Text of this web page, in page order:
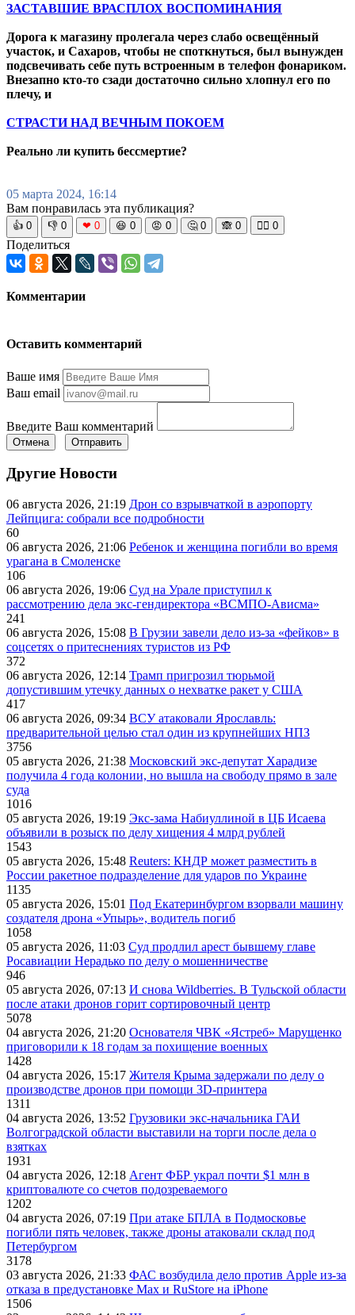
ЗАСТАВШИЕ ВРАСПЛОХ ВОСПОМИНАНИЯ
Дорога к магазину пролегала через слабо освещённый
участок, и Сахаров, чтобы не споткнуться, был вынужден
подсвечивать себе путь встроенным в телефон фонариком.
Внезапно кто-то сзади достаточно сильно хлопнул его по
плечу, и
СТРАСТИ НАД ВЕЧНЫМ ПОКОЕМ
Реально ли купить бессмертие?
05 марта 2024, 16:14
Вам понравилась эта публикация?
👍 0 👎 0 ❤ 0 😆 0 😡 0 🤔 0 🙈 0 🧘‍♀️ 0
Поделиться
Комментарии
Оставить комментарий
Ваше имя
Ваш email
Введите Ваш комментарий
Отмена Отправить
Другие Новости
06 августа 2026, 21:19 Дрон со взрывчаткой в аэропорту
Лейпцига: собрали все подробности
60
06 августа 2026, 21:06 Ребенок и женщина погибли во время
урагана в Смоленске
106
06 августа 2026, 19:06 Суд на Урале приступил к
рассмотрению дела экс-гендиректора «ВСМПО-Ависма»
241
06 августа 2026, 15:08 В Грузии завели дело из-за «фейков» в
соцсетях о притеснениях туристов из РФ
372
06 августа 2026, 12:14 Трамп пригрозил тюрьмой
допустившим утечку данных о нехватке ракет у США
417
06 августа 2026, 09:34 ВСУ атаковали Ярославль:
предварительной целью стал один из крупнейших НПЗ
3756
05 августа 2026, 21:38 Московский экс-депутат Харадизе
получила 4 года колонии, но вышла на свободу прямо в зале
суда
1016
05 августа 2026, 19:19 Экс-зама Набиуллиной в ЦБ Исаева
объявили в розыск по делу хищения 4 млрд рублей
1543
05 августа 2026, 15:48 Reuters: КНДР может разместить в
России ракетное подразделение для ударов по Украине
1135
05 августа 2026, 15:01 Под Екатеринбургом взорвали машину
создателя дрона «Упырь», водитель погиб
1058
05 августа 2026, 11:03 Суд продлил арест бывшему главе
Росавиации Нерадько по делу о мошенничестве
946
05 августа 2026, 07:13 И снова Wildberries. В Тульской области
после атаки дронов горит сортировочный центр
5078
04 августа 2026, 21:20 Основателя ЧВК «Ястреб» Марущенко
приговорили к 18 годам за похищение военных
1428
04 августа 2026, 15:17 Жителя Крыма задержали по делу о
производстве дронов при помощи 3D‑принтера
1311
04 августа 2026, 13:52 Грузовики экс-начальника ГАИ
Волгоградской области выставили на торги после дела о
взятках
1931
04 августа 2026, 12:18 Агент ФБР украл почти $1 млн в
криптовалюте со счетов подозреваемого
1202
04 августа 2026, 07:19 При атаке БПЛА в Подмосковье
погибли пять человек, также дроны атаковали склад под
Петербургом
3178
03 августа 2026, 21:33 ФАС возбудила дело против Apple из-за
отказа в предустановке Max и RuStore на iPhone
1506